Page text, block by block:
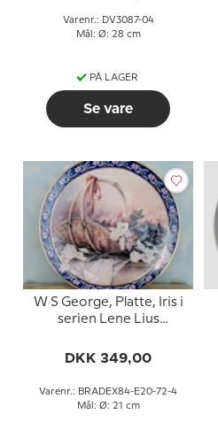
Varenr.: DV3087-04
Mål: Ø: 28 cm
PÅ LAGER
Se vare
W S George, Platte, Iris i
serien Lene Lius
DKK 349,00
Varenr.: BRADEX84-E20-72-4
Mål: Ø: 21 cm